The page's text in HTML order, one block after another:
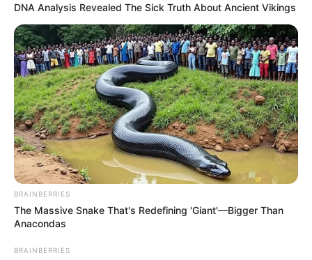
สำหรับการเสริมดวงในวันนี้นั้นแนะนำให้นำข้าวสาร
ไปบริจาค หรือถวายตามวัด ศาลเจ้า แล้วอุทิศบุญให้
เจ้าที่ที่เราพักอาศัย อานิสงส์จะช่วยส่งเสริมให้ชีวิตมี
ความสุข สดใส
เคล็ดลับเสริมดวงตามวันเกิด คน
เกิดวันอังคาร
แนะนำเสริมดวงในวันนี้ด้วยการทำบุญบริจาค
ข้าวสาร อาหารแห้งแก่คนยากไร้ หากไม่สะดวกจะนำ
ไปถวายเป็นสังฆทานก็ได้ อานิสงส์จะช่วยให้ท่านมี
ความสุขขึ้น ชีวิตดำเนินไปอย่างราบรื่น
DNA Analysis Revealed The Sick Truth About Ancient Vikings
BRAINBERRIES
The Massive Snake That's Redefining 'Giant'—Bigger Than
Anacondas
BRAINBERRIES